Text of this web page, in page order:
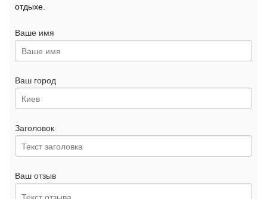
отдыхе.
Ваше имя
Ваш город
Заголовок
Ваш отзыв